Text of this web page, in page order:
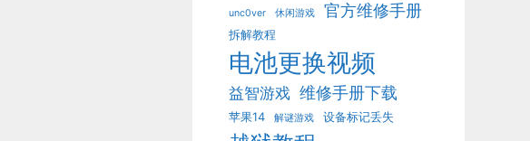
unc0ver 休闲游戏 官方维修手册
拆解教程
电池更换视频
益智游戏 维修手册下载
苹果14 解谜游戏 设备标记丢失